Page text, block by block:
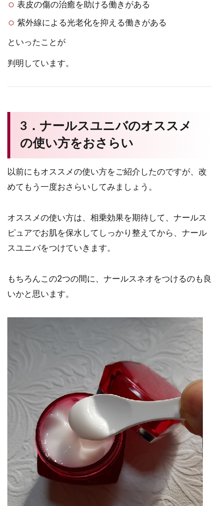
表皮の傷の治癒を助ける働きがある
紫外線による光老化を抑える働きがある
といったことが
判明しています。
3．ナールスユニバのオススメ
の使い方をおさらい
以前にもオススメの使い方をご紹介したのですが、改
めてもう一度おさらいしてみましょう。
オススメの使い方は、相乗効果を期待して、ナールス
ピュアでお肌を保水してしっかり整えてから、ナール
スユニバをつけていきます。
もちろんこの2つの間に、ナールスネオをつけるのも良
いかと思います。